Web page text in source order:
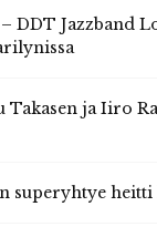
DDT Jazzband
Takasen ja Iiro
superyhtye heitti